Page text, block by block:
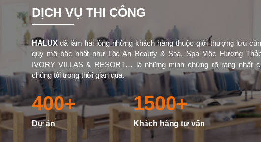
DỊCH VỤ THI CÔNG
HALUX đã làm hài lòng những khách hàng thuộc giới thượng lưu
quy mô bậc nhất như Lộc An Beauty & Spa, Spa Mộc Hương
IVORY VILLAS & RESORT… là những minh chứng rõ ràng nhất
chúng tôi trong thời gian qua.
400+
Dự án
1500+
Khách hàng tư vấn